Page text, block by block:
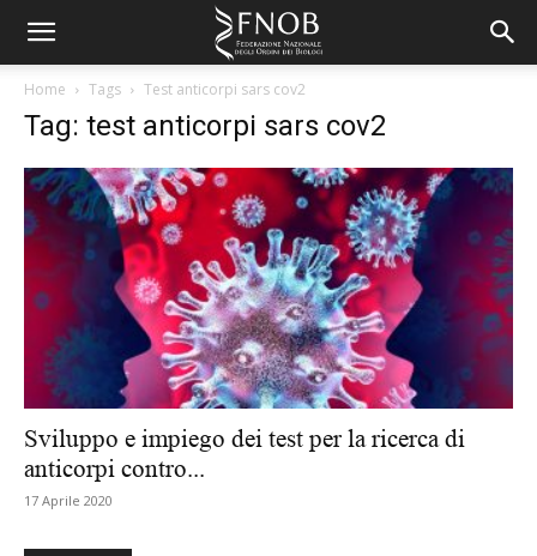
Home Tags Test anticorpi sars cov2
Tag: test anticorpi sars cov2
Sviluppo e impiego dei test per la ricerca di
anticorpi contro...
17 Aprile 2020